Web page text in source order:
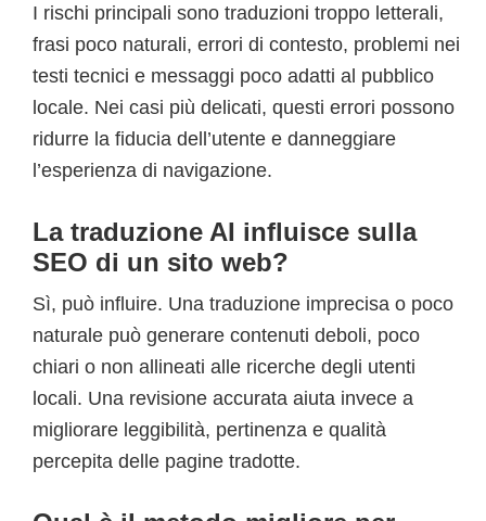
I rischi principali sono traduzioni troppo letterali,
frasi poco naturali, errori di contesto, problemi nei
testi tecnici e messaggi poco adatti al pubblico
locale. Nei casi più delicati, questi errori possono
ridurre la fiducia dell’utente e danneggiare
l’esperienza di navigazione.
La traduzione AI influisce sulla
SEO di un sito web?
Sì, può influire. Una traduzione imprecisa o poco
naturale può generare contenuti deboli, poco
chiari o non allineati alle ricerche degli utenti
locali. Una revisione accurata aiuta invece a
migliorare leggibilità, pertinenza e qualità
percepita delle pagine tradotte.